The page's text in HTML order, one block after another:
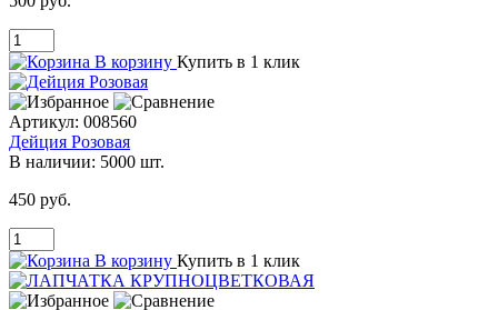
В корзину Купить в 1 клик
Артикул: 008560
Дейция Розовая
В наличии: 5000 шт.
450 руб.
В корзину Купить в 1 клик